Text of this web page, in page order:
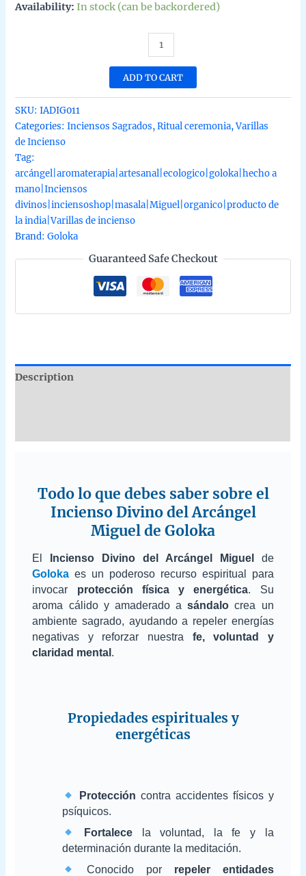
Availability: In stock (can be backordered)
Incienso
Divino
del
Arcangel
Goloka
mano
15g
quantity
ADD TO CART
SKU:IADIG011
Categories:Inciensos Sagrados,Ritual ceremonia,Varillas
de Incienso
Tag:
arcángel|aromaterapia|artesanal|ecologico|goloka|hecho a
mano|Inciensos
divinos|inciensoshop|masala|Miguel|organico|producto de
la india|Varillas de incienso
Brand:Goloka
Guaranteed Safe Checkout
Description
Todo lo que debes saber sobre el
Incienso Divino del Arcángel
Miguel de Goloka
El Incienso Divino del Arcángel Miguel
de
Golokaes un poderoso recurso espiritual para
invocar protección física y energética. Su
aroma cálido y amaderado asándalo crea un
ambiente sagrado, ayudando a repeler energías
negativas y reforzar nuestra fe, voluntad y
claridad mental .
Propiedades espirituales y
energéticas
Protección contra accidentes físicos y
psíquicos.
Fortalece la voluntad, la fe y la
determinación durante la meditación.
Conocido por repeler entidades